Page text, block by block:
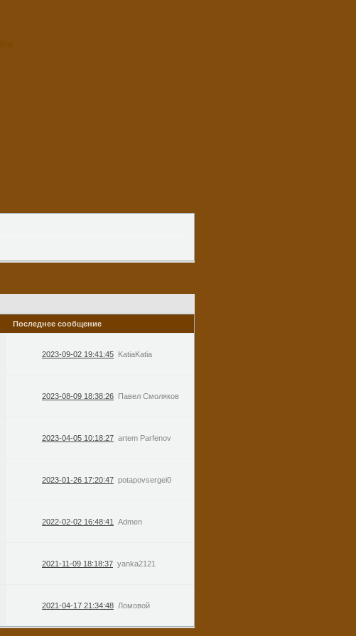
Последнее сообщение
2023-09-02 19:41:45 KatiaKatia
2023-08-09 18:38:26 Павел Смоляков
2023-04-05 10:18:27 artem Parfenov
2023-01-26 17:20:47 potapovsergei0
2022-02-02 16:48:41 Admen
2021-11-09 18:18:37 yanka2121
2021-04-17 21:34:48 Ломовой